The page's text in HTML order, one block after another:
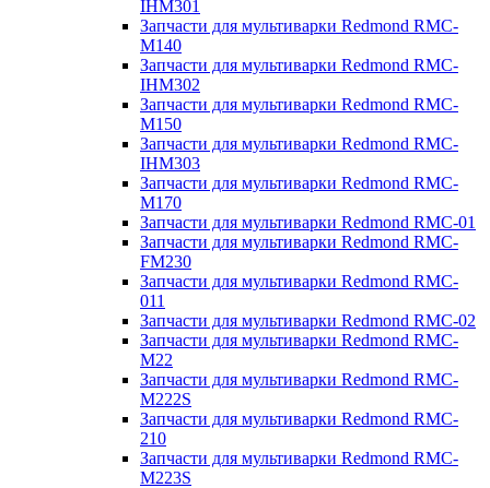
IHM301
Запчасти для мультиварки Redmond RMC-
M140
Запчасти для мультиварки Redmond RMC-
IHM302
Запчасти для мультиварки Redmond RMC-
M150
Запчасти для мультиварки Redmond RMC-
IHM303
Запчасти для мультиварки Redmond RMC-
M170
Запчасти для мультиварки Redmond RMC-01
Запчасти для мультиварки Redmond RMC-
FM230
Запчасти для мультиварки Redmond RMC-
011
Запчасти для мультиварки Redmond RMC-02
Запчасти для мультиварки Redmond RMC-
M22
Запчасти для мультиварки Redmond RMC-
M222S
Запчасти для мультиварки Redmond RMC-
210
Запчасти для мультиварки Redmond RMC-
M223S